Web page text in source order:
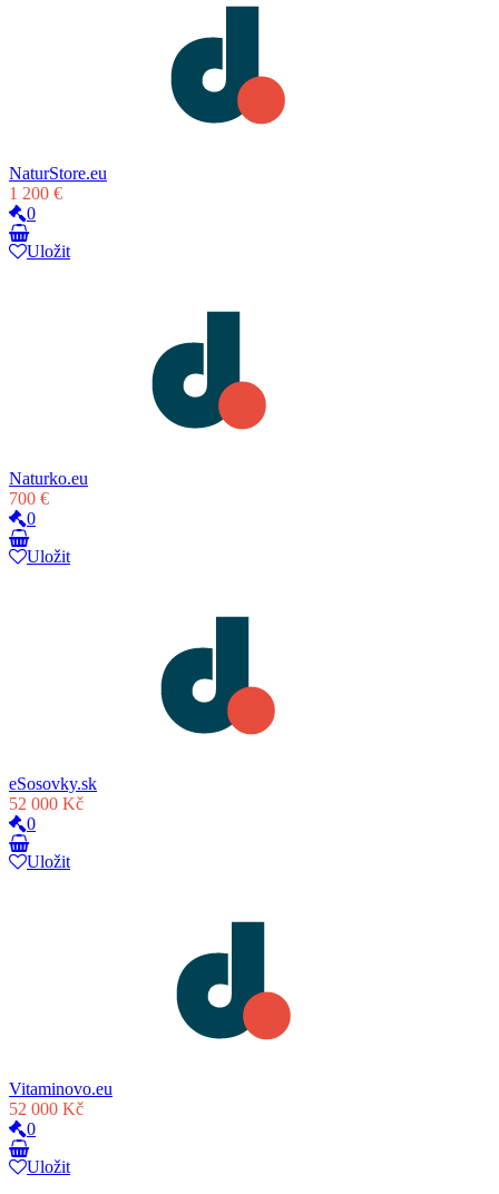
NaturStore.eu
1 200 €
0
Uložit
Naturko.eu
700 €
0
Uložit
eSosovky.sk
52 000 Kč
0
Uložit
Vitaminovo.eu
52 000 Kč
0
Uložit